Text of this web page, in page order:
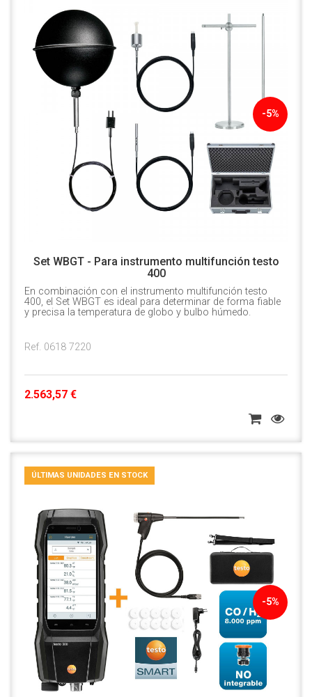
-5%
Set WBGT - Para instrumento multifunción testo
400
En combinación con el instrumento multifunción testo
400, el Set WBGT es ideal para determinar de forma fiable
y precisa la temperatura de globo y bulbo húmedo.
Ref. 0618 7220
2.563,57 €
-5%
ÚLTIMAS UNIDADES EN STOCK